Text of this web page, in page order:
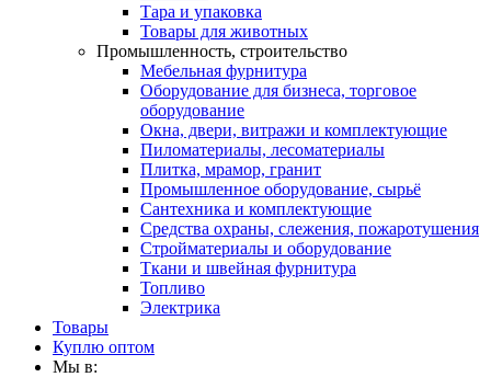
Тара и упаковка
Товары для животных
Промышленность, строительство
Мебельная фурнитура
Оборудование для бизнеса, торговое
оборудование
Окна, двери, витражи и комплектующие
Пиломатериалы, лесоматериалы
Плитка, мрамор, гранит
Промышленное оборудование, сырьё
Сантехника и комплектующие
Средства охраны, слежения, пожаротушения
Стройматериалы и оборудование
Ткани и швейная фурнитура
Топливо
Электрика
Товары
Куплю оптом
Мы в: